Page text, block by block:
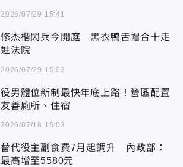
2026/07/29 15:41
修杰楷閃兵今開庭 黑衣鴨舌帽合十走
進法院
2026/07/29 15:03
役男體位新制最快年底上路！營區配置
友善廁所、住宿
2026/07/18 15:03
替代役主副食費7月起調升 內政部：
最高增至5580元